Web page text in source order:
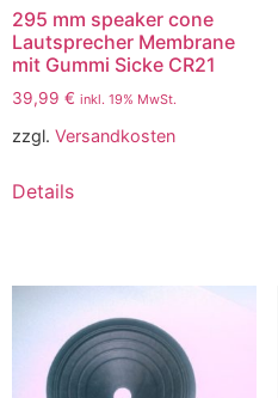
295 mm speaker cone
Lautsprecher Membrane
mit Gummi Sicke CR21
39,99 € inkl. 19% MwSt.
zzgl. Versandkosten
Details